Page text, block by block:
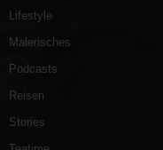
Lifestyle
Malerisches
Podcasts
Reisen
Stories